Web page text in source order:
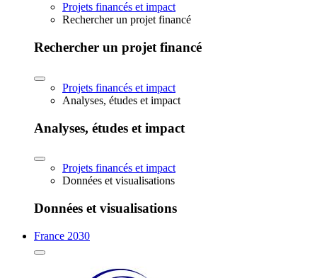
Projets financés et impact
Rechercher un projet financé
Rechercher un projet financé
Projets financés et impact
Analyses, études et impact
Analyses, études et impact
Projets financés et impact
Données et visualisations
Données et visualisations
France 2030